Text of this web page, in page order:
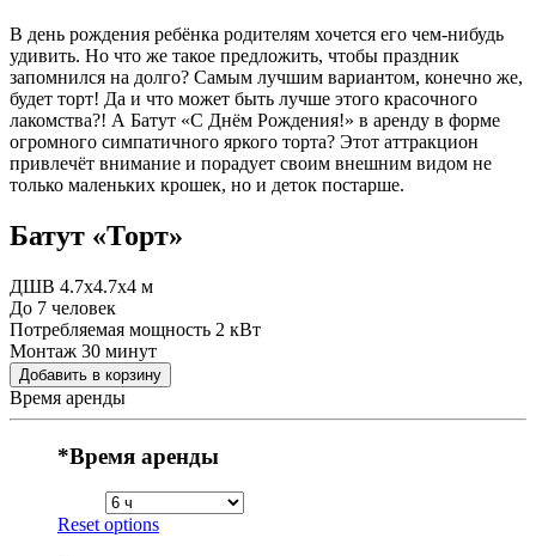
В день рождения ребёнка родителям хочется его чем-нибудь
удивить. Но что же такое предложить, чтобы праздник
запомнился на долго? Самым лучшим вариантом, конечно же,
будет торт! Да и что может быть лучше этого красочного
лакомства?! А Батут «С Днём Рождения!» в аренду в форме
огромного симпатичного яркого торта? Этот аттракцион
привлечёт внимание и порадует своим внешним видом не
только маленьких крошек, но и деток постарше.
Батут «Торт»
ДШВ 4.7x4.7x4 м
До 7 человек
Потребляемая мощность 2 кВт
Монтаж 30 минут
Добавить в корзину
Время аренды
*Время аренды
Reset options